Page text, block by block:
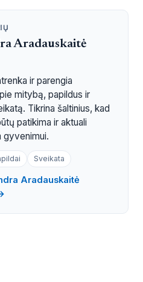
Aradauskaitė
ir parengia
mitybą, papildus ir
Tikrina šaltinius, kad
patikima ir aktuali
gyvenimui.
Sveikata
Aradauskaitė